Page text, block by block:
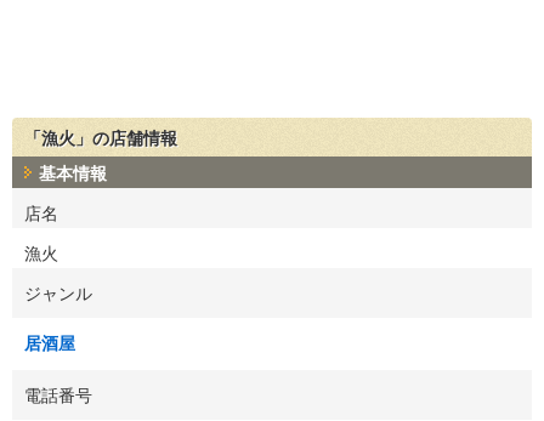
「漁火」の店舗情報
基本情報
店名
漁火
ジャンル
居酒屋
電話番号